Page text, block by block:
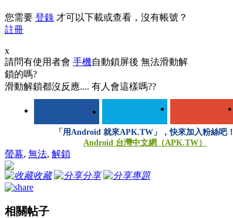
您需要 登錄 才可以下載或查看，沒有帳號？
註冊
x
請問有使用者會 手機自動鎖屏後 無法滑動解
鎖的嗎?
滑動解鎖都沒反應.... 有人會這樣嗎??
「用Android 就來APK.TW」，快來加入粉絲吧！
Android 台灣中文網（APK.TW）
螢幕, 無法, 解鎖
收藏 分享 專題
相關帖子